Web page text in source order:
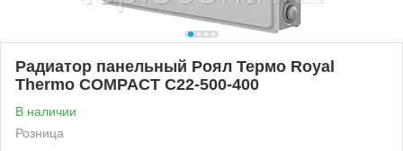
Радиатор панельный Роял Термо Royal
Thermo COMPACT C22-500-400
В наличии
Розница